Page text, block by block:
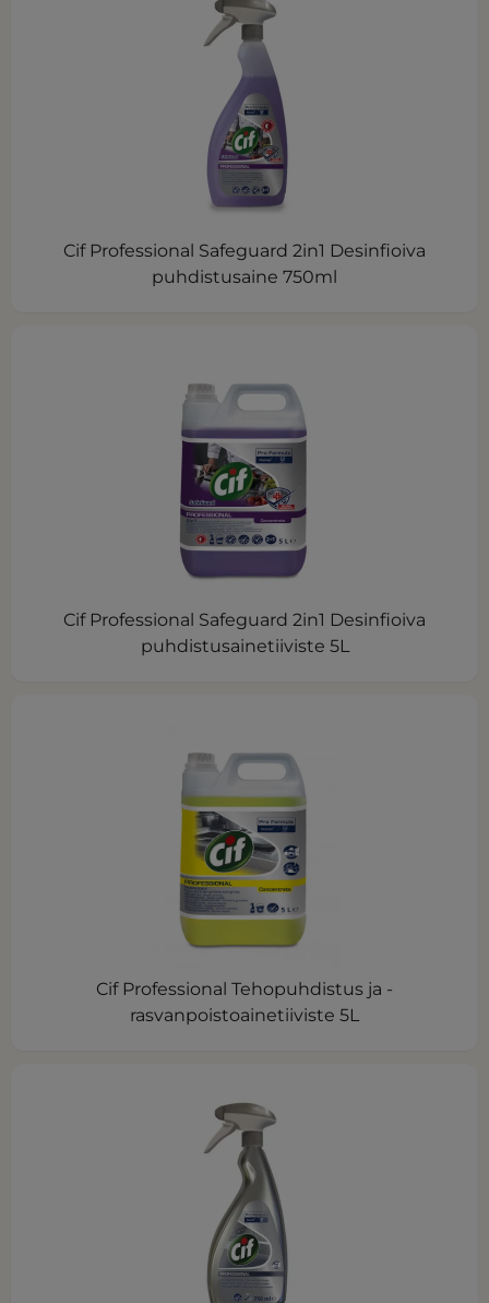
Cif Professional Safeguard 2in1 Desinfioiva
puhdistusaine 750ml
Cif Professional Safeguard 2in1 Desinfioiva
puhdistusainetiiviste 5L
Cif Professional Tehopuhdistus ja -
rasvanpoistoainetiiviste 5L